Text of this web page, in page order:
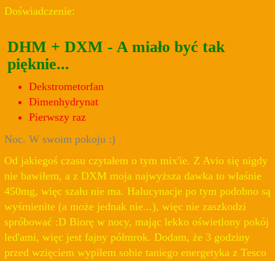
Doświadczenie:
DHM + DXM - A miało być tak
pięknie...
Dekstrometorfan
Dimenhydrynat
Pierwszy raz
Noc. W swoim pokoju :)
Od jakiegoś czasu czytałem o tym mix'ie. Z Avio się nigdy
nie bawiłem, a z DXM moja najwyższa dawka to właśnie
450mg, więc szału nie ma. Halucynacje po tym podobno są
wyśmienite (a może jednak nie...), więc nie zaszkodzi
spróbować :D Biorę w nocy, mając lekko oświetlony pokój
led'ami, więc jest fajny półmrok. Dodam, że 3 godziny
przed wzięciem wypiłem sobie taniego energetyka z Tesco